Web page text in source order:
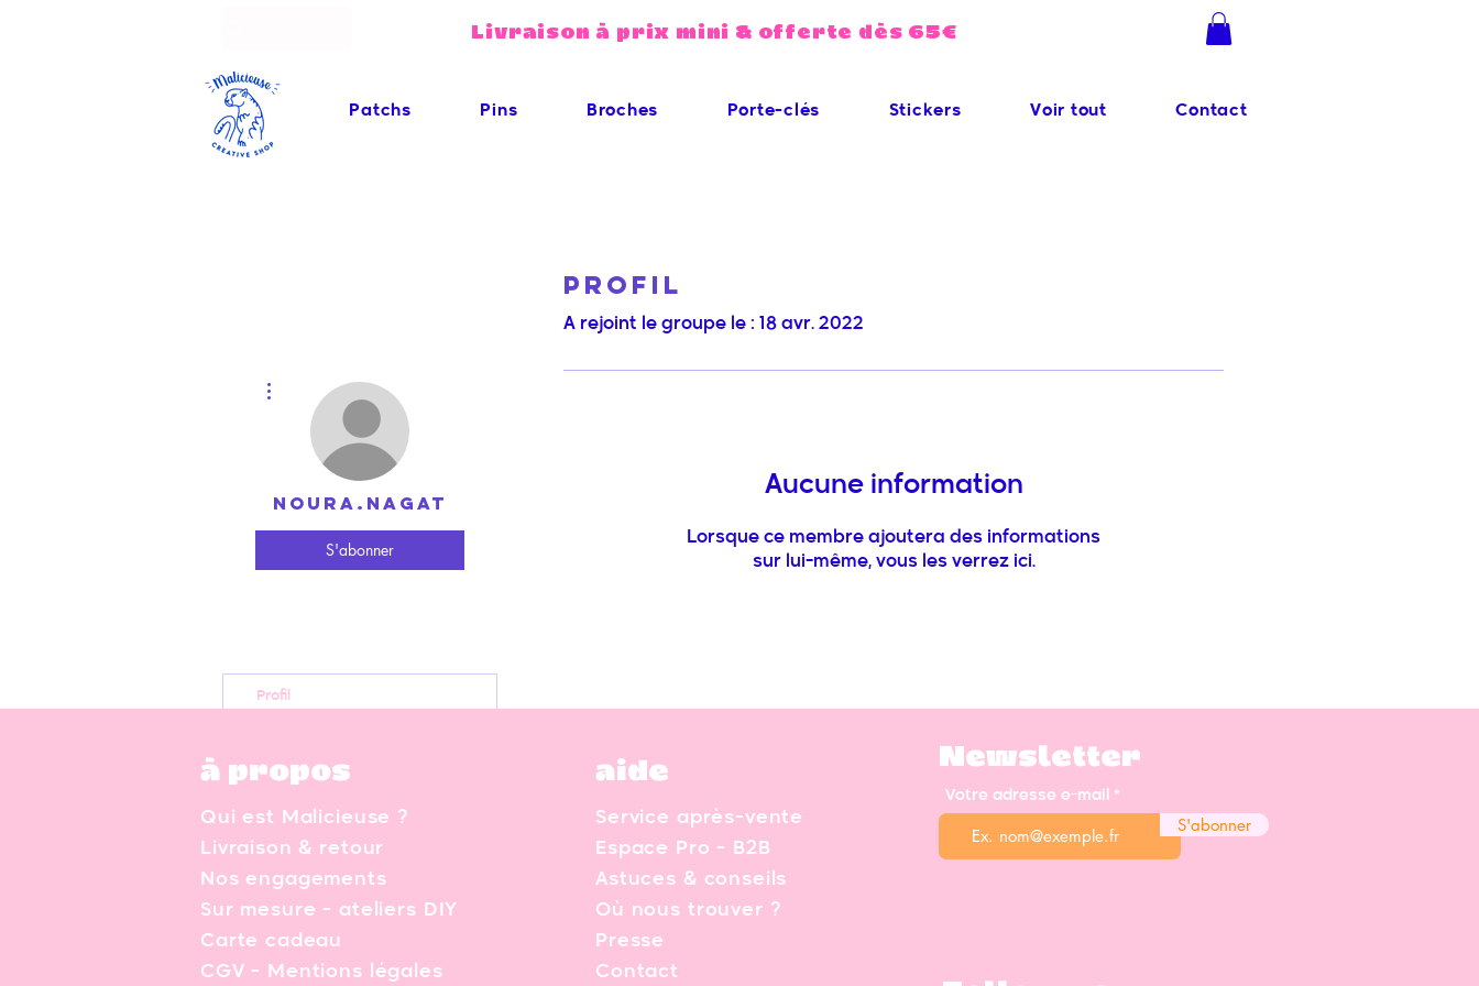
Livraison à prix mini & offerte dès 65€
Patchs Pins Broches Porte-clés Stickers Voir tout Contact
noura.nagat
S'abonner
Profil
Profil
A rejoint le groupe le : 18 avr. 2022
Aucune information
Lorsque ce membre ajoutera des informations
sur lui-même, vous les verrez ici.
à propos
Qui est Malicieuse ?
Livraison & retour
Nos engagements
Sur mesure - ateliers DIY
Carte cadeau
CGV - Mentions légales
aide
Service après-vente
Espace Pro - B2B
Astuces & conseils
Où nous trouver ?
Presse
Contact
Newsletter
Votre adresse e-mail
S'abonner